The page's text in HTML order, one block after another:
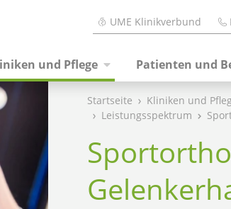
UME Klinikverbund
und Pflege Patienten und
Startseite Kliniken und
Leistungsspektrum